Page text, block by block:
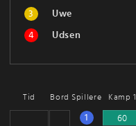
3
Uwe
4
Udsen
Tid Bord Spillere Kamp 1
1 60